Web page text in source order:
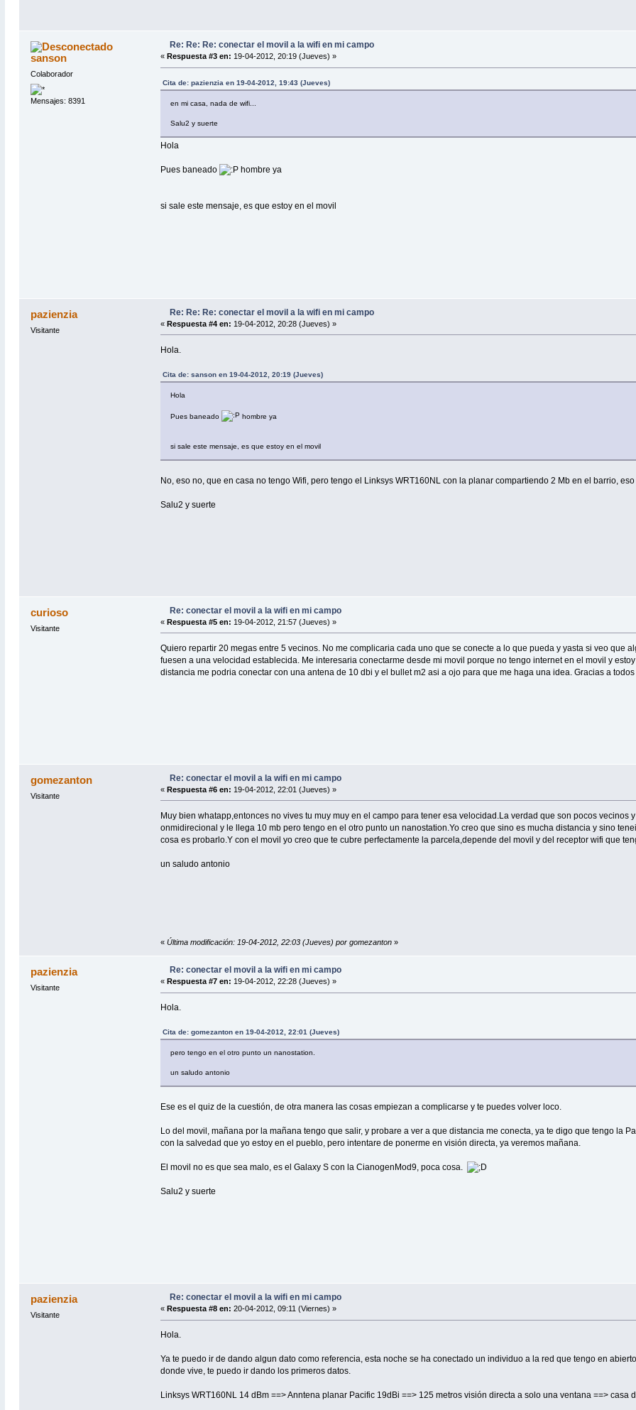
sanson
Colaborador
Mensajes: 8391
Re: Re: Re: conectar el movil a la wifi en mi campo
« Respuesta #3 en: 19-04-2012, 20:19 (Jueves) »
Cita de: pazienzia en 19-04-2012, 19:43 (Jueves)
en mi casa, nada de wifi...
Salu2 y suerte
Hola
Pues baneado hombre ya
si sale este mensaje, es que estoy en el movil
pazienzia
Visitante
Re: Re: Re: conectar el movil a la wifi en mi campo
«Respuesta #4 en: 19-04-2012, 20:28 (Jueves) »
Hola.
Cita de: sanson en 19-04-2012, 20:19 (Jueves)
Hola
Pues baneado hombre ya
si sale este mensaje, es que estoy en el movil
No, eso no, que en casa no tengo Wifi, pero tengo el Linksys WRT160NL con la planar compartiendo 2 Mb en el barrio,
Salu2 y suerte
curioso
Visitante
Re: conectar el movil a la wifi en mi campo
«Respuesta #5 en: 19-04-2012, 21:57 (Jueves) »
Quiero repartir 20 megas entre 5 vecinos. No me complicaria cada uno que se conecte a lo que pueda y yasta si veo que
fuesen a una velocidad establecida. Me interesaria conectarme desde mi movil porque no tengo internet en el movil y
distancia me podria conectar con una antena de 10 dbi y el bullet m2 asi a ojo para que me haga una idea. Gracias a
gomezanton
Visitante
Re: conectar el movil a la wifi en mi campo
«Respuesta #6 en: 19-04-2012, 22:01 (Jueves) »
Muy bien whatapp,entonces no vives tu muy muy en el campo para tener esa velocidad.La verdad que son pocos
onmidirecional y le llega 10 mb pero tengo en el otro punto un nanostation.Yo creo que sino es mucha distancia y sino
cosa es probarlo.Y con el movil yo creo que te cubre perfectamente la parcela,depende del movil y del receptor wifi que
un saludo antonio
«Última modificación: 19-04-2012, 22:03 (Jueves) por gomezanton »
pazienzia
Visitante
Re: conectar el movil a la wifi en mi campo
«Respuesta #7 en: 19-04-2012, 22:28 (Jueves) »
Hola.
Cita de: gomezanton en 19-04-2012, 22:01 (Jueves)
pero tengo en el otro punto un nanostation.
un saludo antonio
Ese es el quiz de la cuestión, de otra manera las cosas empiezan a complicarse y te puedes volver loco.
Lo del movil, mañana por la mañana tengo que salir, y probare a ver a que distancia me conecta, ya te digo que tengo la
con la salvedad que yo estoy en el pueblo, pero intentare de ponerme en visión directa, ya veremos mañana.
El movil no es que sea malo, es el Galaxy S con la CianogenMod9, poca cosa.
Salu2 y suerte
pazienzia
Visitante
Re: conectar el movil a la wifi en mi campo
« Respuesta #8 en: 20-04-2012, 09:11 (Viernes) »
Hola.
Ya te puedo ir de dando algun dato como referencia, esta noche se ha conectado un individuo a la red que tengo en
donde vive, te puedo ir dando los primeros datos.
Linksys WRT160NL 14 dBm ==> Anntena planar Pacific 19dBi ==> 125 metros visión directa a solo una ventana ==> casa